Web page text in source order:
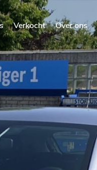
Verkocht Over ons